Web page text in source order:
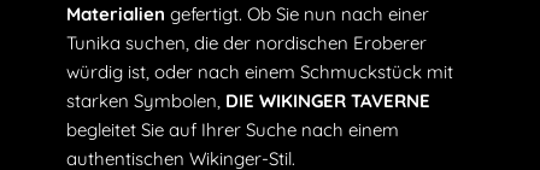
Materialien gefertigt. Ob Sie nun nach einer
Tunika suchen, die der nordischen Eroberer
würdig ist, oder nach einem Schmuckstück mit
starken Symbolen, DIE WIKINGER TAVERNE
begleitet Sie auf Ihrer Suche nach einem
authentischen Wikinger-Stil.